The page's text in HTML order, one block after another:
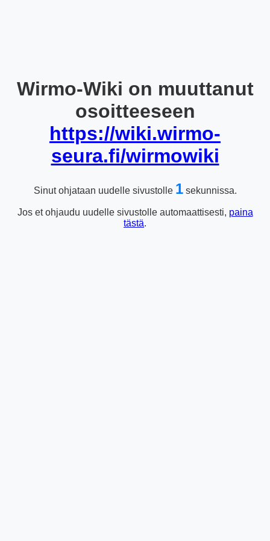
Wirmo-Wiki on muuttanut
osoitteeseen
https://wiki.wirmo-
seura.fi/wirmowiki
Sinut ohjataan uudelle sivustolle 1sekunnissa.
Jos et ohjaudu uudelle sivustolle automaattisesti, paina
tästä.